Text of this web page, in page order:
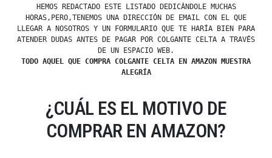
HEMOS REDACTADO ESTE LISTADO DEDICÁNDOLE MUCHAS
HORAS,PERO,TENEMOS UNA DIRECCIÓN DE EMAIL CON EL QUE
LLEGAR A NOSOTROS Y UN FORMULARIO QUE TE HARÍA BIEN PARA
ATENDER DUDAS ANTES DE PAGAR POR COLGANTE CELTA A TRAVÉS
DE UN ESPACIO WEB.
TODO AQUEL QUE COMPRA COLGANTE CELTA EN AMAZON MUESTRA
ALEGRÍA
¿CUÁL ES EL MOTIVO DE
COMPRAR EN AMAZON?